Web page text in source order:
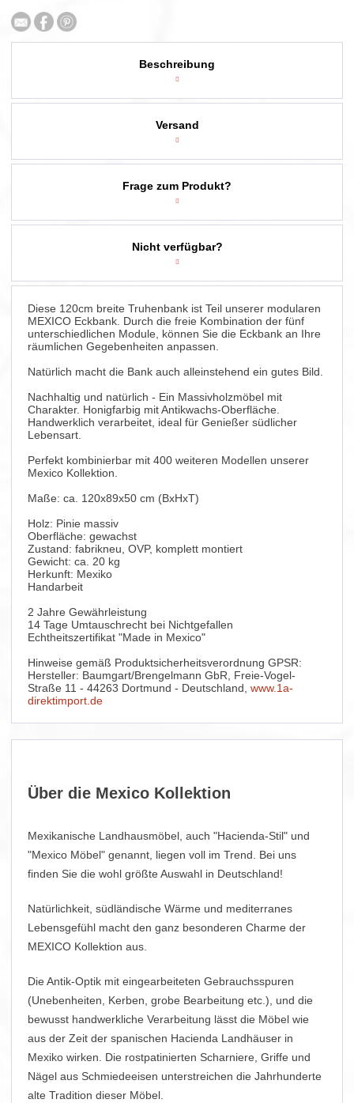
Beschreibung
Frage zum Produkt?
Versand
Nicht verfügbar?
Diese 120cm breite Truhenbank ist Teil unserer modularen
MEXICO Eckbank. Durch die freie Kombination der fünf
unterschiedlichen Module, können Sie die Eckbank an Ihre
räumlichen Gegebenheiten anpassen.
Natürlich macht die Bank auch alleinstehend ein gutes Bild.
Nachhaltig und natürlich - Ein Massivholzmöbel mit
Charakter. Honigfarbig mit Antikwachs-Oberfläche.
Handwerklich verarbeitet, ideal für Genießer südlicher
Lebensart.
Perfekt kombinierbar mit 400 weiteren Modellen unserer
Mexico Kollektion.
Maße: ca. 120x89x50 cm (BxHxT)
Holz: Pinie massiv
Oberfläche: gewachst
Zustand: fabrikneu, OVP, komplett montiert
Gewicht: ca. 20 kg
Herkunft: Mexiko
Handarbeit
2 Jahre Gewährleistung
14 Tage Umtauschrecht bei Nichtgefallen
Echtheitszertifikat "Made in Mexico"
Hinweise gemäß Produktsicherheitsverordnung GPSR:
Hersteller: Baumgart/Brengelmann GbR, Freie-Vogel-
Straße 11 - 44263 Dortmund - Deutschland, www.1a-
direktimport.de
Über die Mexico Kollektion
Mexikanische Landhausmöbel, auch "Hacienda-Stil" und
"Mexico Möbel" genannt, liegen voll im Trend. Bei uns
finden Sie die wohl größte Auswahl in Deutschland!
Natürlichkeit, südländische Wärme und mediterranes
Lebensgefühl macht den ganz besonderen Charme der
MEXICO Kollektion aus.
Die Antik-Optik mit eingearbeiteten Gebrauchsspuren
(Unebenheiten, Kerben, grobe Bearbeitung etc.), und die
bewusst handwerkliche Verarbeitung lässt die Möbel wie
aus der Zeit der spanischen Hacienda Landhäuser in
Mexiko wirken. Die rostpatinierten Scharniere, Griffe und
Nägel aus Schmiedeeisen unterstreichen die Jahrhunderte
alte Tradition dieser Möbel.